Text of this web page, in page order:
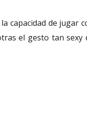
capacidad de jugar
el gesto tan sexy